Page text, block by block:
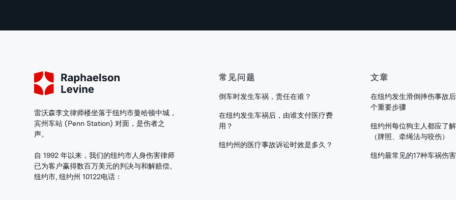
雷沃森李文律师楼坐落于纽约市曼哈顿中城，
宾州车站 (Penn Station) 对面，是伤者之
声。
自 1992 年以来，我们的纽约市人身伤害律师
已为客户赢得数百万美元的判决与和解赔偿。
纽约市, 纽约州 10122电话：
常见问题
倒车时发生车祸，责任在谁？
在纽约发生车祸后，由谁支付医疗费
用？
纽约州的医疗事故诉讼时效是多久？
文章
在纽约发生滑倒摔伤事故
个重要步骤
纽约州每位狗主人都应了
（牌照、牵绳法与咬伤）
纽约最常见的17种车祸伤